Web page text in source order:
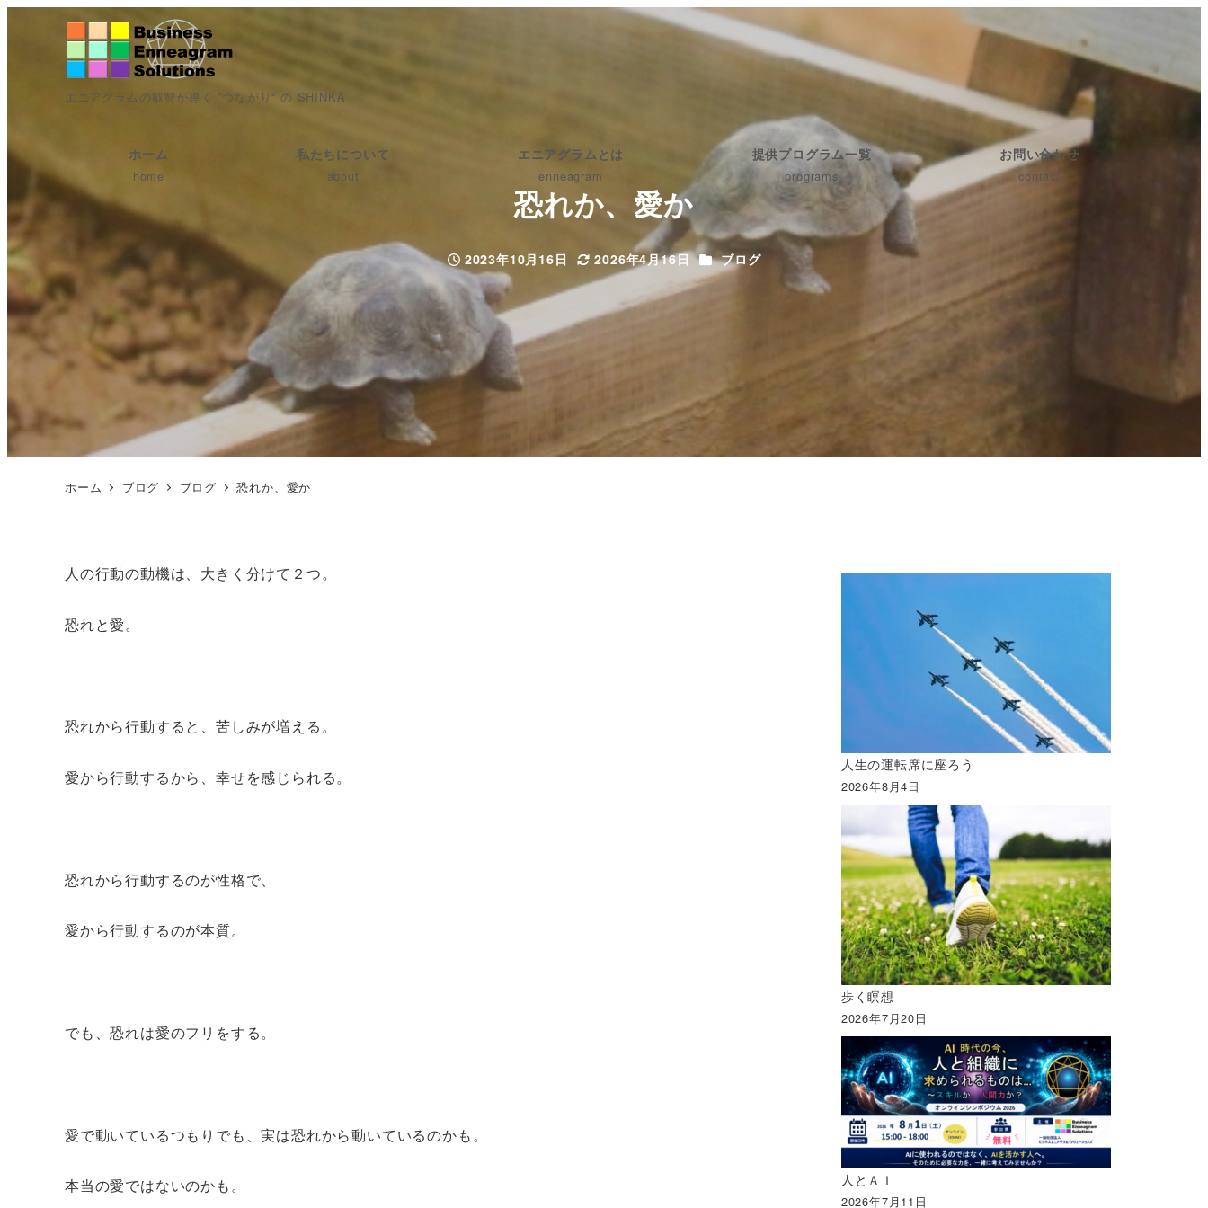
エニアグラムの叡智が導く ”つながり“ の SHINKA
ホーム
home
私たちについて
about
エニアグラムとは
enneagram
提供プログラム一覧
programs
お問い合わせ
contact
恐れか、愛か
投稿日
2023年10月16日
更新日
2026年4月16日 カテゴリー
ブログ
ホーム ブログ ブログ 恐れか、愛か
人の行動の動機は、大きく分けて２つ。
恐れと愛。
恐れから行動すると、苦しみが増える。
愛から行動するから、幸せを感じられる。
恐れから行動するのが性格で、
愛から行動するのが本質。
でも、恐れは愛のフリをする。
愛で動いているつもりでも、実は恐れから動いているのかも。
本当の愛ではないのかも。
人生の運転席に座ろう
2026年8月4日
歩く瞑想
2026年7月20日
人とＡＩ
2026年7月11日